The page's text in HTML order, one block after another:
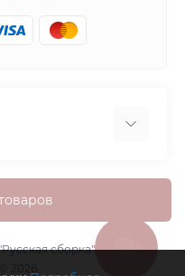
баллы
сборка"